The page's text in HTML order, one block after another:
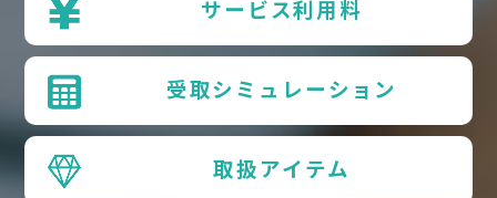
サービス利用料
受取シミュレーション
取扱アイテム